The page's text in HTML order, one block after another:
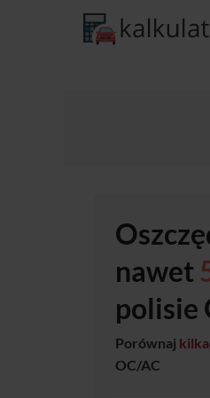
nawet
polisie
Porównaj
OC/AC